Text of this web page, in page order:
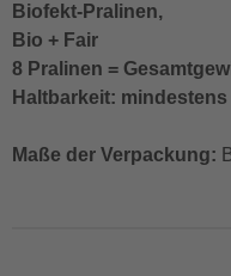
Biofekt-Pralinen,
Bio + Fair
8 Pralinen =
Haltbarkeit:
Maße der Verpackung: